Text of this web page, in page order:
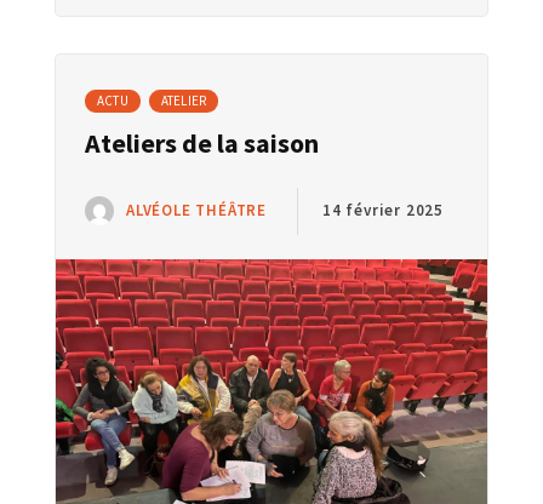
ACTU ATELIER
Ateliers de la saison
ALVÉOLE THÉÂTRE 14 février 2025